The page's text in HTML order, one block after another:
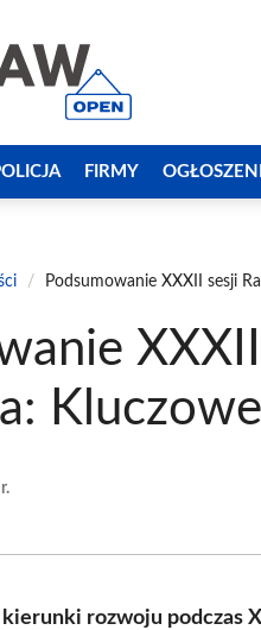
FIRMY
/ Podsumowanie XXXII sesji
kierunki rozwoju podczas